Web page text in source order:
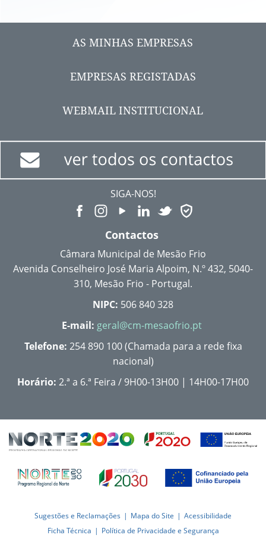
AS MINHAS EMPRESAS
EMPRESAS REGISTADAS
WEBMAIL INSTITUCIONAL
SIGA-NOS!
Contactos
Câmara Municipal de Mesão Frio
Avenida Conselheiro José Maria Alpoim, N.º 432, 5040-
310, Mesão Frio - Portugal.
NIPC: 506 840 328
E-mail: geral@cm-mesaofrio.pt
Telefone: 254 890 100 (Chamada para a rede fixa
nacional)
Horário: 2.ª a 6.ª Feira / 9H00-13H00 | 14H00-17H00
Sugestões e Reclamações Mapa do Site
Acessibilidade
Ficha Técnica
Política de Privacidade e Segurança